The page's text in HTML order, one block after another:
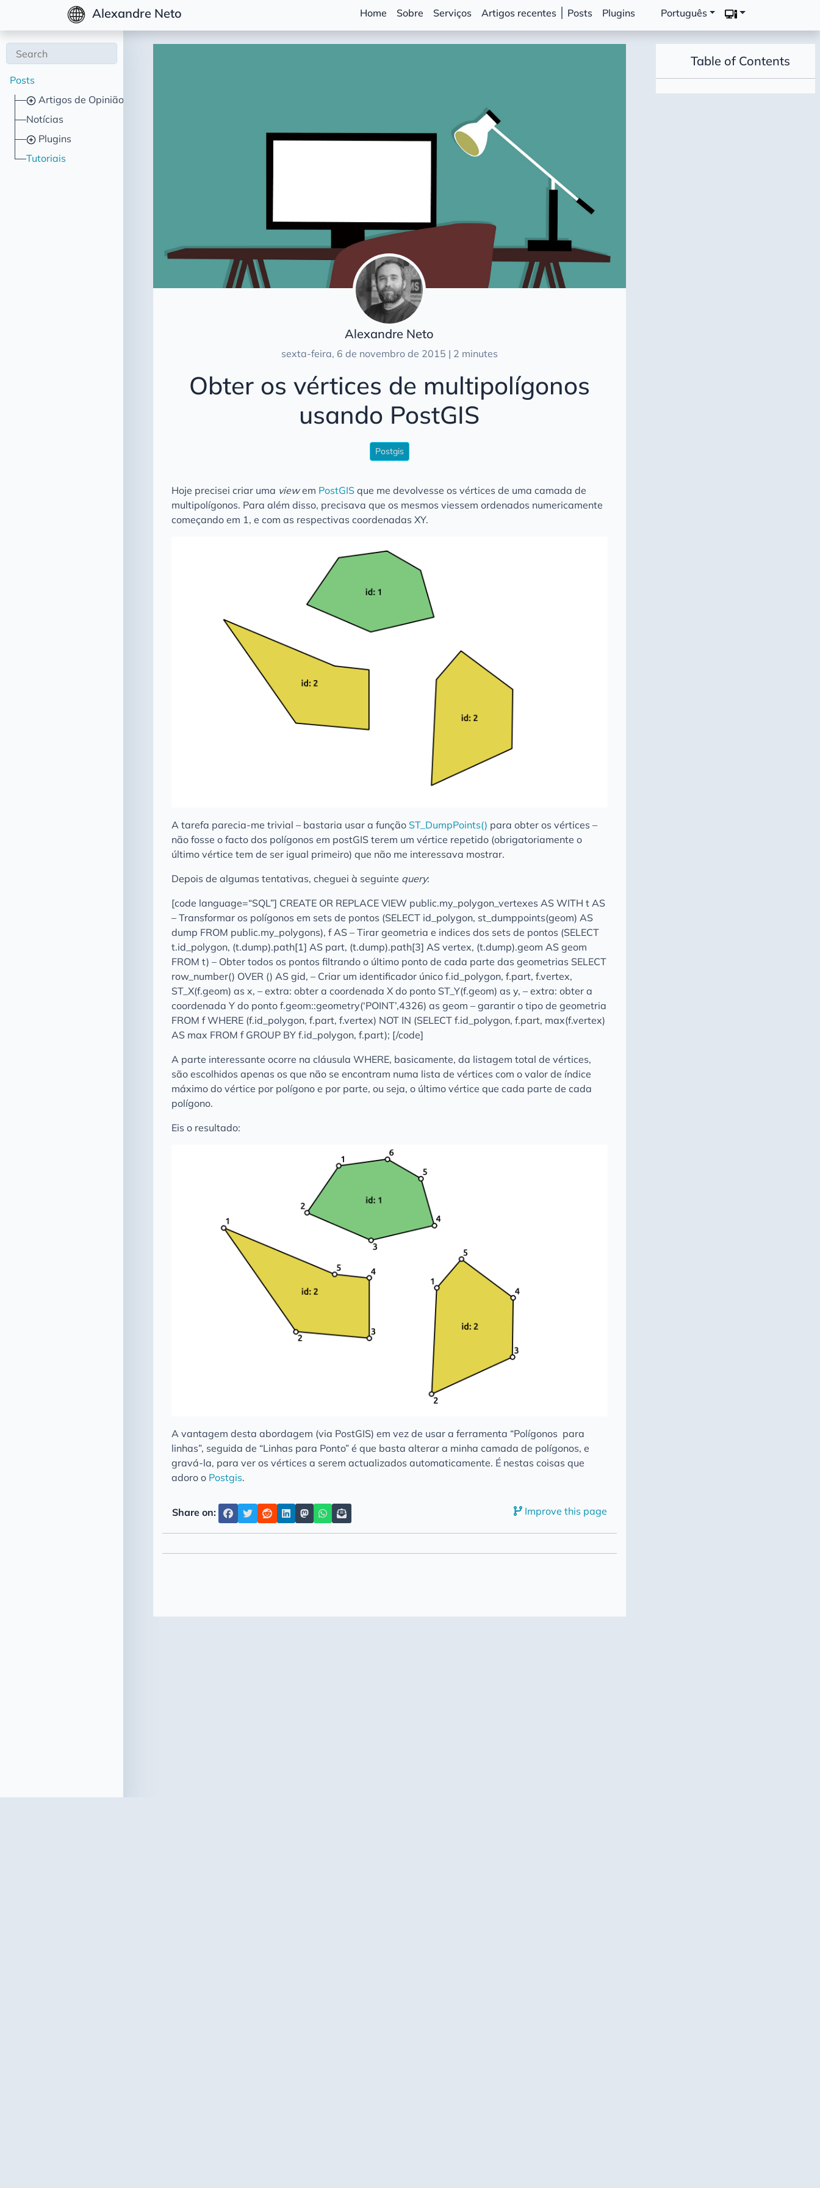
Alexandre Neto Home Sobre Serviços Artigos recentes Posts Plugins Português
Posts
Artigos de Opinião
Notícias
Plugins
Tutoriais
Alexandre Neto
sexta-feira, 6 de novembro de 2015 | 2 minutes
Obter os vértices de multipolígonos
usando PostGIS
Postgis
Hoje precisei criar uma viewem PostGIS que me devolvesse os vértices de uma camada de
multipolígonos. Para além disso, precisava que os mesmos viessem ordenados numericamente
começando em 1, e com as respectivas coordenadas XY.
A tarefa parecia-me trivial – bastaria usar a função ST_DumpPoints() para obter os vértices –
não fosse o facto dos polígonos em postGIS terem um vértice repetido (obrigatoriamente o
último vértice tem de ser igual primeiro) que não me interessava mostrar.
Depois de algumas tentativas, cheguei à seguinte query:
[code language=“SQL”] CREATE OR REPLACE VIEW public.my_polygon_vertexes AS WITH t AS
– Transformar os polígonos em sets de pontos (SELECT id_polygon, st_dumppoints(geom) AS
dump FROM public.my_polygons), f AS – Tirar geometria e indices dos sets de pontos (SELECT
t.id_polygon, (t.dump).path[1] AS part, (t.dump).path[3] AS vertex, (t.dump).geom AS geom
FROM t) – Obter todos os pontos filtrando o último ponto de cada parte das geometrias SELECT
row_number() OVER () AS gid, – Criar um identificador único f.id_polygon, f.part, f.vertex,
ST_X(f.geom) as x, – extra: obter a coordenada X do ponto ST_Y(f.geom) as y, – extra: obter a
coordenada Y do ponto f.geom::geometry(‘POINT’,4326) as geom – garantir o tipo de geometria
FROM f WHERE (f.id_polygon, f.part, f.vertex) NOT IN (SELECT f.id_polygon, f.part, max(f.vertex)
AS max FROM f GROUP BY f.id_polygon, f.part); [/code]
A parte interessante ocorre na cláusula WHERE, basicamente, da listagem total de vértices,
são escolhidos apenas os que não se encontram numa lista de vértices com o valor de índice
máximo do vértice por polígono e por parte, ou seja, o último vértice que cada parte de cada
polígono.
Eis o resultado:
A vantagem desta abordagem (via PostGIS) em vez de usar a ferramenta “Polígonos para
linhas”, seguida de “Linhas para Ponto” é que basta alterar a minha camada de polígonos, e
gravá-la, para ver os vértices a serem actualizados automaticamente. É nestas coisas que
adoro o Postgis.
Share on: Improve this page
Table of Contents